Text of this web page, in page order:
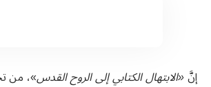
إنَّ«الابتهال الكتابي إلى الروح القدس»، من